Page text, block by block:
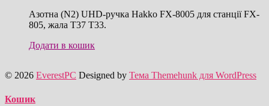
Азотна (N2) UHD-ручка Hakko FX-8005 для станції FX-
805, жала T37 T33.
Додати в кошик
© 2026 EverestPC Designed by Тема Themehunk для WordPress
Кошик